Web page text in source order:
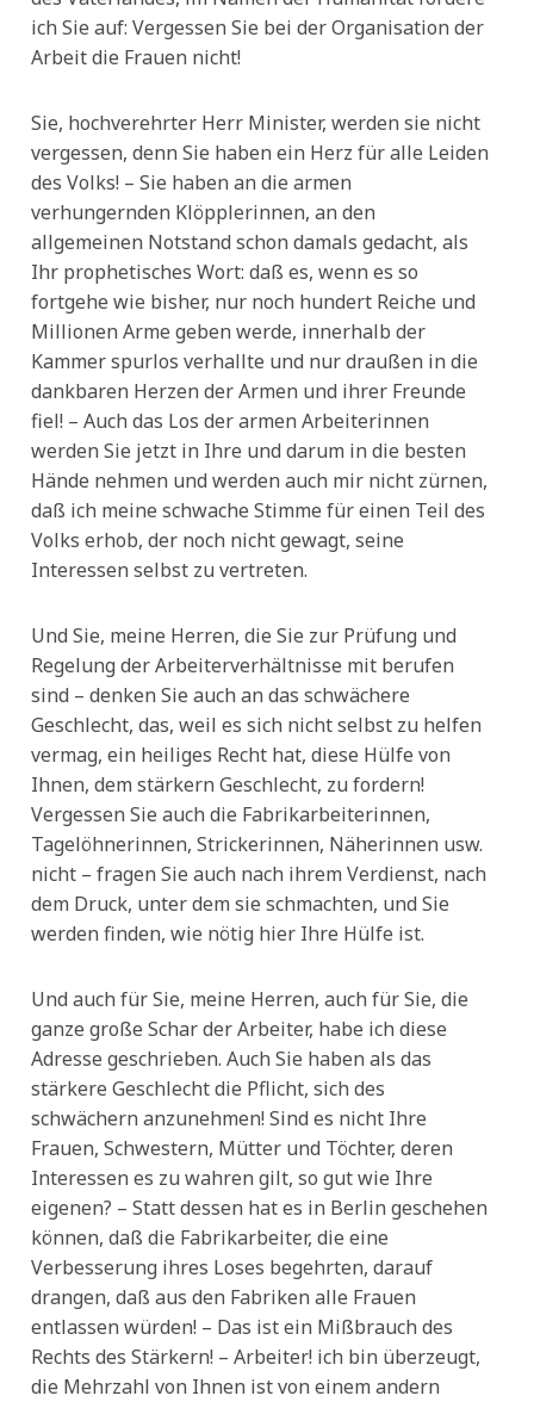
ich Sie auf: Vergessen Sie bei der Organisation der
Arbeit die Frauen nicht!
Sie, hochverehrter Herr Minister, werden sie nicht
vergessen, denn Sie haben ein Herz für alle Leiden
des Volks! – Sie haben an die armen
verhungernden Klöpplerinnen, an den
allgemeinen Notstand schon damals gedacht, als
Ihr prophetisches Wort: daß es, wenn es so
fortgehe wie bisher, nur noch hundert Reiche und
Millionen Arme geben werde, innerhalb der
Kammer spurlos verhallte und nur draußen in die
dankbaren Herzen der Armen und ihrer Freunde
fiel! – Auch das Los der armen Arbeiterinnen
werden Sie jetzt in Ihre und darum in die besten
Hände nehmen und werden auch mir nicht zürnen,
daß ich meine schwache Stimme für einen Teil des
Volks erhob, der noch nicht gewagt, seine
Interessen selbst zu vertreten.
Und Sie, meine Herren, die Sie zur Prüfung und
Regelung der Arbeiterverhältnisse mit berufen
sind – denken Sie auch an das schwächere
Geschlecht, das, weil es sich nicht selbst zu helfen
vermag, ein heiliges Recht hat, diese Hülfe von
Ihnen, dem stärkern Geschlecht, zu fordern!
Vergessen Sie auch die Fabrikarbeiterinnen,
Tagelöhnerinnen, Strickerinnen, Näherinnen usw.
nicht – fragen Sie auch nach ihrem Verdienst, nach
dem Druck, unter dem sie schmachten, und Sie
werden finden, wie nötig hier Ihre Hülfe ist.
Und auch für Sie, meine Herren, auch für Sie, die
ganze große Schar der Arbeiter, habe ich diese
Adresse geschrieben. Auch Sie haben als das
stärkere Geschlecht die Pflicht, sich des
schwächern anzunehmen! Sind es nicht Ihre
Frauen, Schwestern, Mütter und Töchter, deren
Interessen es zu wahren gilt, so gut wie Ihre
eigenen? – Statt dessen hat es in Berlin geschehen
können, daß die Fabrikarbeiter, die eine
Verbesserung ihres Loses begehrten, darauf
drangen, daß aus den Fabriken alle Frauen
entlassen würden! – Das ist ein Mißbrauch des
Rechts des Stärkern! – Arbeiter! ich bin überzeugt,
die Mehrzahl von Ihnen ist von einem andern